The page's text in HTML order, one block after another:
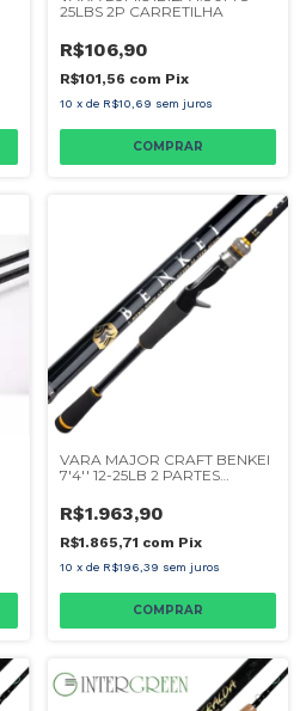
25LBS 2P CARRETILHA
R$106,90
R$101,56 com Pix
10 x de R$10,69 sem juros
VARA MAJOR CRAFT BENKEI
7'4'' 12-25LB 2 PARTES
R$1.963,90
R$1.865,71 com Pix
10 x de R$196,39 sem juros